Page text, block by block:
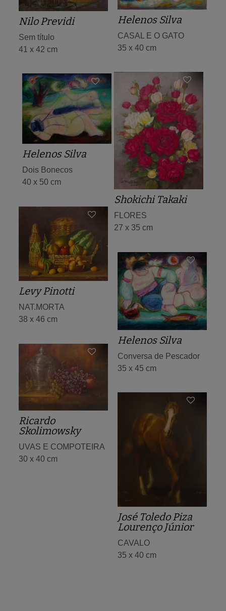
Nilo Previdi
Sem título
41 x 42 cm
Helenos Silva
CASAL E O GATO
35 x 40 cm
Shokichi Takaki
FLORES
27 x 35 cm
Helenos Silva
Dois Bonecos
40 x 50 cm
Levy Pinotti
NAT.MORTA
38 x 46 cm
Helenos Silva
Conversa de Pescador
35 x 45 cm
Ricardo
Skolimowsky
UVAS E COMPOTEIRA
30 x 40 cm
José Toledo Piza
Lourenço Júnior
CAVALO
35 x 40 cm